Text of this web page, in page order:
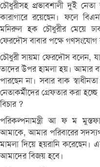
চৌধুরীসহ প্রভাবশালী দুই
কারাগারে রয়েছেন। ফলে
মনিরুল হক চৌধুরীর মেয়ে
ফেরদৌস বাবার পক্ষে গণসংযোগ
চৌধুরী সায়মা ফেরদৌস বলেন,
তাদের উপর হামলা হয়। আমার
পারছেন না। সবার বাক
নেতাকর্মীদের গ্রেফতার করা
বিচার ?
পরিকল্পনামন্ত্রী আ ফ ম
আমাকে, আমার পরিবারের
মামলা দিয়ে হয়রানি করেছেন।
আমাদের বিজয় হবে।